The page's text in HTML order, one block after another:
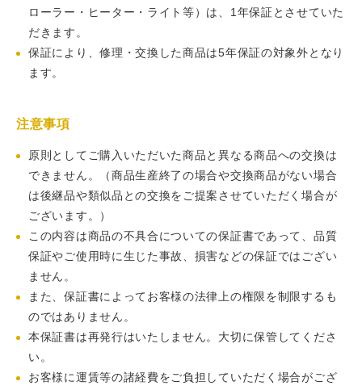
ローラー・ヒーター・ライト等）は、1年保証とさせていた
だきます。
保証により、修理・交換した商品は5年保証の対象外となり
ます。
注意事項
原則としてご購入いただいた商品と異なる商品への交換は
できません。（商品生産終了の場合や交換商品がない場合
は後継品や類似品との交換をご提案させていただく場合が
ございます。）
この内容は商品の不具合についての保証書であって、品質
保証やご使用時に生じた事故、損害などの保証ではござい
ません。
また、保証書によってお客様の法律上の権限を制限するも
のではありません。
本保証書は再発行はいたしません。大切に保管してくださ
い。
お客様に運賃等の諸経費をご負担していただく場合がござ